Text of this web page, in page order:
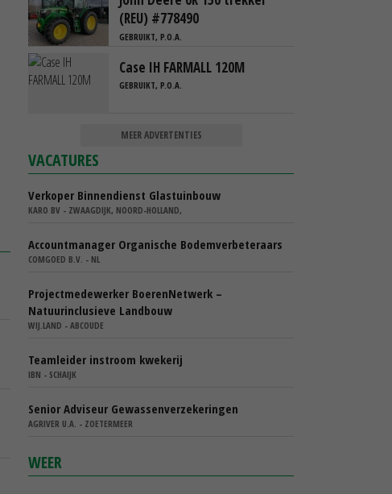
(REU) #778490
GEBRUIKT, P.O.A.
Case IH FARMALL 120M
GEBRUIKT, P.O.A.
MEER ADVERTENTIES
VACATURES
Verkoper Binnendienst Glastuinbouw
KARO BV - ZWAAGDIJK, NOORD-HOLLAND,
Accountmanager Organische Bodemverbeteraars
COMGOED B.V. - NL
Projectmedewerker BoerenNetwerk –
Natuurinclusieve Landbouw
WIJ.LAND - ABCOUDE
Teamleider instroom kwekerij
IBN - SCHAIJK
Senior Adviseur Gewassenverzekeringen
AGRIVER U.A. - ZOETERMEER
WEER